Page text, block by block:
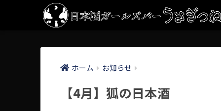
ホーム お知らせ
【4月】狐の日本酒